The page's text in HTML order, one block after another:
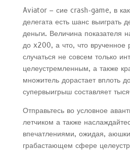
Aviator – сие crash-game, в
делегата есть шанс выиграть
деньги. Величина показателя
до x200, а что, что врученное
случаться не совсем только
целеустремленным, а также
множитель дорастает вплоть
супервыигрыш составляет
Отправьтесь во условное
летчиком а также
впечатлениями, ожидая,
грабастающем сфере